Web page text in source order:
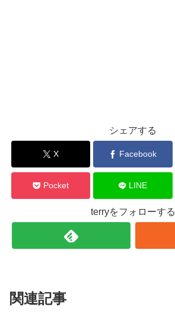
シェアする
X Facebook
Pocket LINE
terryをフォローする
関連記事